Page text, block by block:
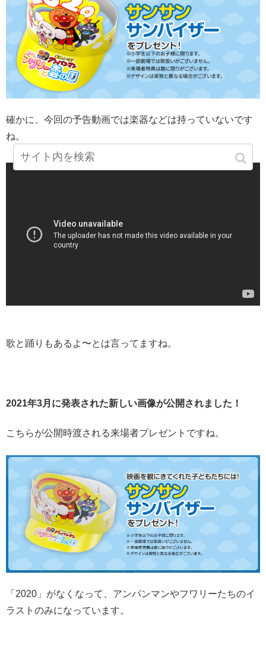
確かに、今回の予告動画では楽器などは持っていないです
ね。
歌と踊りもあるよ〜とは言ってますね。
2021年3月に発表された新しい画像が公開されました！
こちらが公開時渡される来場者プレゼントですね。
「2020」がなくなって、アンパンマンやフワリーたちのイ
ラストのみになっています。